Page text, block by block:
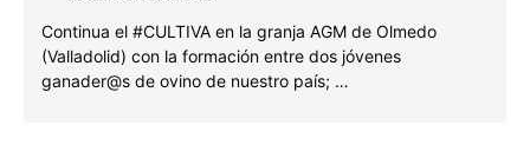
Continua el #CULTIVA en la granja AGM de Olmedo
(Valladolid) con la formación entre dos jóvenes
ganader@s de ovino de nuestro país; …